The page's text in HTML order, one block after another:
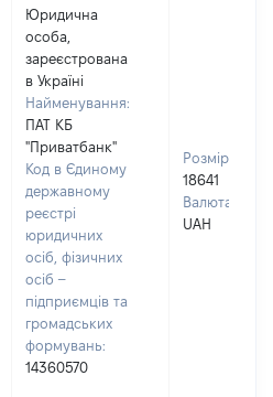
Юридична
особа,
зареєстрована
в Україні
Найменування:
ПАТ КБ
"Приватбанк"
Код в Єдиному
державному
реєстрі
юридичних
осіб, фізичних
осіб –
підприємців та
громадських
формувань:
14360570
Розмір:
18641
Валюта:
UAH